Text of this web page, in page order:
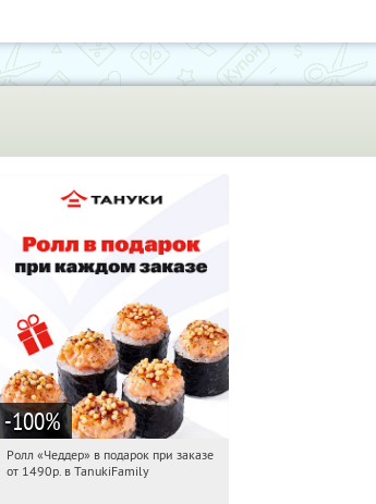
-100%
21:40:13 Получили:108
Ролл «Чеддер» в подарок при заказе
от 1490р. в TanukiFamily